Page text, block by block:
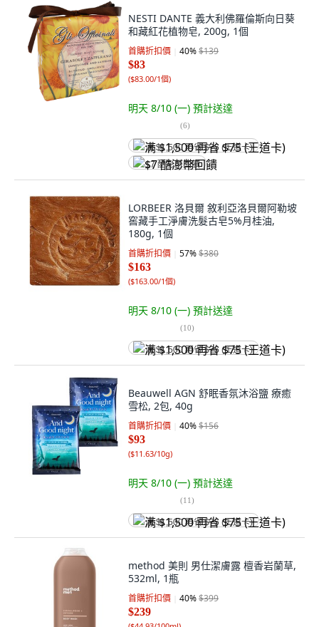
NESTI DANTE 義大利佛羅倫斯向日葵
和藏紅花植物皂, 200g, 1個
首購折扣價 40%$139
$83
($83.00/1個)
明天 8/10 (一) 預計送達
(6)
满 $1,500 再省 $75 (王道卡)
$7 酷澎幣回饋
LORBEER 洛貝爾 敘利亞洛貝爾阿勒坡
窖藏手工淨膚洗髮古皂5%月桂油,
180g, 1個
首購折扣價 57%$380
$163
($163.00/1個)
明天 8/10 (一) 預計送達
(10)
满 $1,500 再省 $75 (王道卡)
Beauwell AGN 舒眠香氛沐浴鹽 療癒
雪松, 2包, 40g
首購折扣價 40%$156
$93
($11.63/10g)
明天 8/10 (一) 預計送達
(11)
满 $1,500 再省 $75 (王道卡)
method 美則 男仕潔膚露 檀香岩蘭草,
532ml, 1瓶
首購折扣價 40%$399
$239